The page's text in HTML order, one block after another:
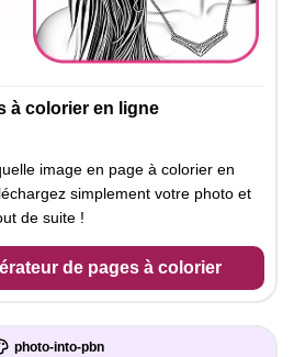
à colorier en ligne
image en page à colorier en
simplement votre photo et
de suite !
de pages à colorier
photo-into-pbn